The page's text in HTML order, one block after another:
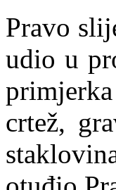
Pravo
udio u
crtež,